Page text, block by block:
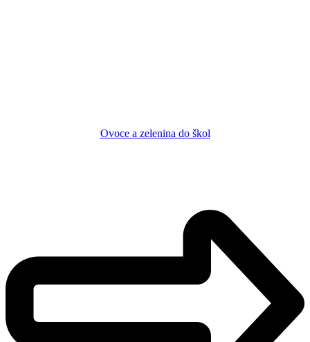
Ovoce a zelenina do škol